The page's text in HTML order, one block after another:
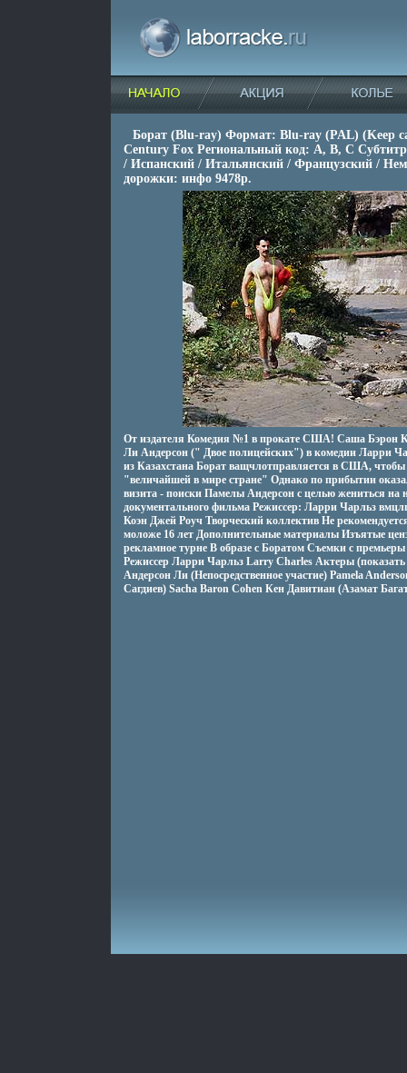
Борат (Blu-ray) Формат: Blu-ray (PAL) (Keep
Century Fox Региональный код: А, B, С
/ Испанский / Итальянский / Французский /
дорожки: инфо 9478p.
От издателя Комедия №1 в прокате США! Саша Бэрон
Ли Андерсон (" Двое полицейских") в комедии Ларри
из Казахстана Борат ващчлотправляется в США, чтобы
"величайшей в мире стране" Однако по прибытии
визита - поиски Памелы Андерсон с целью жениться на
документального фильма Режиссер: Ларри Чарльз
Коэн Джей Роуч Творческий коллектив Не
моложе 16 лет Дополнительные материалы Изъятые
рекламное турне В образе с Боратом Съемки с
Режиссер Ларри Чарльз Larry Charles Актеры (показать
Андерсон Ли (Непосредственное участие) Pamela
Сагдиев) Sacha Baron Cohen Кен Давитиан (Азамат